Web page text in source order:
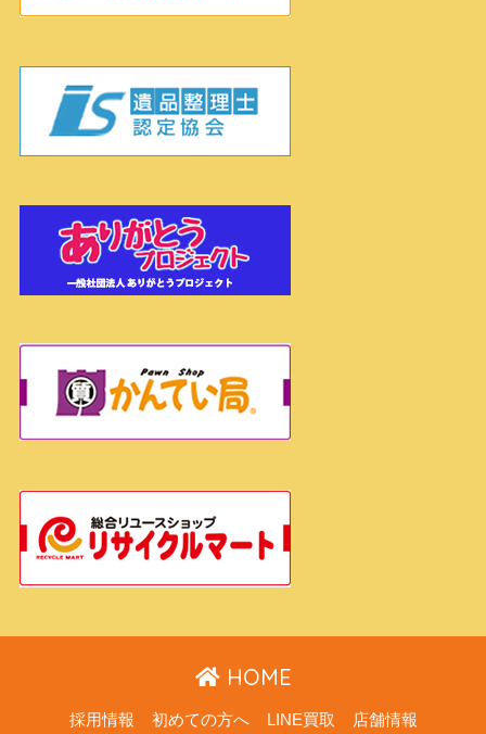
HOME
採用情報 初めての方へ LINE買取 店舗情報